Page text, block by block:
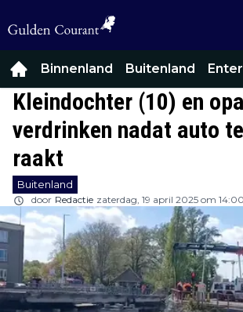
Binnenland Buitenland
Kleindochter (10) en
verdrinken nadat auto
raakt
Buitenland
door Redactie zaterdag, 19 april 2025 om 14:00